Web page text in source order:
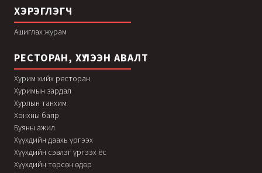
ХЭРЭГЛЭГЧ
Ашиглах журам
РЕСТОРАН, ХҮЛЭЭН АВАЛТ
Хурим хийх ресторан
Хуримын зардал
Хурлын танхим
Хонхны баяр
Буяны ажил
Хүүхдийн даахь үргээх
Хүүхдийн сэвлэг үргээх ёс
Хүүхдийн төрсөн өдөр